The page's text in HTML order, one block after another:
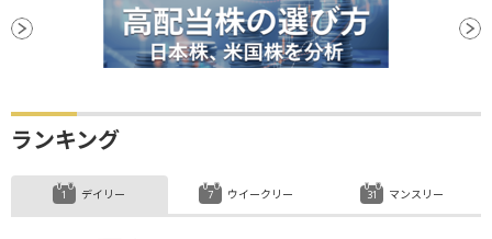
ランキング
デイリー ウイークリー マンスリー